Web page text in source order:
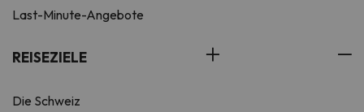
Last-Minute-Angebote
REISEZIELE
Die Schweiz